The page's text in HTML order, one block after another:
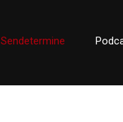
Sendetermine